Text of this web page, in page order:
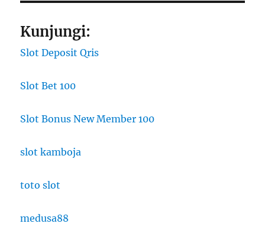
Kunjungi:
Slot Deposit Qris
Slot Bet 100
Slot Bonus New Member 100
slot kamboja
toto slot
medusa88